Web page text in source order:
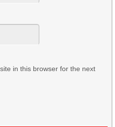
in this browser for the next